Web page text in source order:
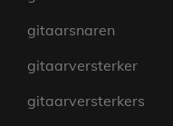
gitaarsnaren
gitaarversterker
gitaarversterkers